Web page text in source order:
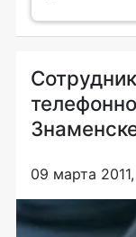
09 марта